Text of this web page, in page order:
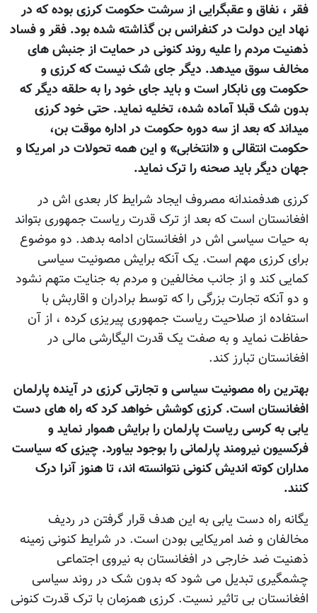
فقر ، نفاق و عقبگرایی از سرشت حکومت کرزی بوده که در
نهاد این دولت در کنفرانس بن گذاشته شده بود. فقر و فساد
ذهنیت مردم را علیه روند کنونی در حمایت از جنبش های
مخالف سوق میدهد. دیگر جای شک نیست که کرزی و
حکومت وی نابکار است و باید جای خود را به حلقه دیگر که
بدون شک قبلا آماده شده، تخلیه نماید. حتی خود کرزی
میداند که بعد از سه دوره حکومت در اداره موقت بن،
حکومت انتقالی و «انتخابی» و این همه تحولات در امریکا و
جهان دیگر باید صحنه را ترک نماید.
کرزی هدفمندانه مصروف ایجاد شرایط کار بعدی اش در
افغانستان است که بعد از ترک قدرت ریاست جمهوری بتواند
به حیات سیاسی اش در افغانستان ادامه بدهد. دو موضوع
برای کرزی مهم است. یک آنکه برایش مصونیت سیاسی
کمایی کند و از جانب مخالفین و مردم به جنایت متهم نشود
و دو آنکه تجارت بزرگی را که توسط برادران و اقاربش با
استفاده از صلاحیت ریاست جمهوری پیریزی کرده ، از آن
حفاظت نماید و به صفت یک قدرت الیگارشی مالی در
افغانستان تبارز کند.
بهترین راه مصونیت سیاسی و تجارتی کرزی در آینده پارلمان
افغانستان است. کرزی کوشش خواهد کرد که راه های دست
یابی به کرسی ریاست پارلمان را برایش هموار نماید و
فرکسیون نیرومند پارلمانی را بوجود بیاورد. چیزی که سیاست
مداران کوته اندیش کنونی نتوانسته اند، تا هنوز آنرا درک
کنند.
یگانه راه دست یابی به این هدف قرار گرفتن در ردیف
مخالفان و ضد امریکایی بودن است. در شرایط کنونی زمینه
ذهنیت ضد خارجی در افغانستان به نیروی اجتماعی
چشمگیری تبدیل می شود که بدون شک در روند سیاسی
افغانستان بی تاثیر نسیت. کرزی همزمان با ترک قدرت کنونی